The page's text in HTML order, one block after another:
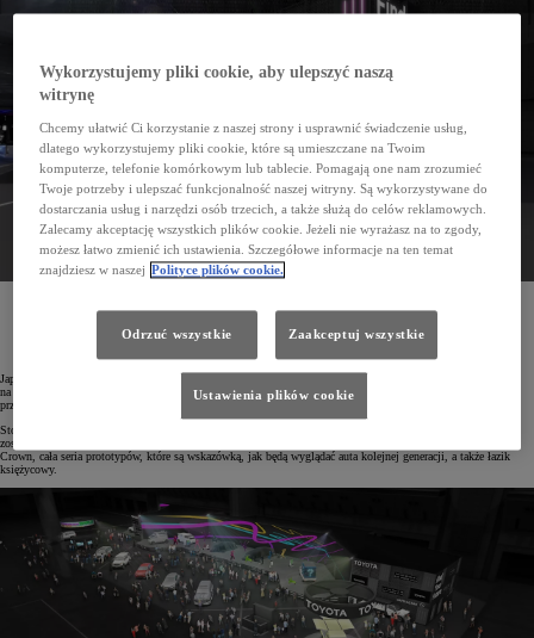
motoryzacji. Na stoisku marki można będzie obejrzeć nie tylko nowe samochody i prototypy, lecz
również sprawdzić, jak się prowadzi auto bez użycia pedałów przyspieszenia i hamulca.
Japan Mobility Show rozpocznie się w Tokio w dniu 26 października i potrwa do 5 listopada. Toyota
na te targi przygotowała specjalną wystawę pod hasłem „Zmieńmy przyszłość motoryzacji – Znajdź swoją
przyszłość”.
Stoisko marki będzie odzwierciedlać strategię mobilności dla wszystkich (Mobility for All). Na wystawie
zostaną zaprezentowane najnowsze modele, w tym ultraluksusowe Century. Pojawi się również nowa gama –
Crown, cała seria prototypów, które są wskazówką, jak będą wyglądać auta kolejnej generacji, a także łazik
księżycowy.
Wykorzystujemy pliki cookie, aby ulepszyć naszą
witrynę
Chcemy ułatwić Ci korzystanie z naszej strony i usprawnić świadczenie usług,
dlatego wykorzystujemy pliki cookie, które są umieszczane na Twoim
komputerze, telefonie komórkowym lub tablecie. Pomagają one nam zrozumieć
Twoje potrzeby i ulepszać funkcjonalność naszej witryny. Są wykorzystywane do
dostarczania usług i narzędzi osób trzecich, a także służą do celów reklamowych.
Zalecamy akceptację wszystkich plików cookie. Jeżeli nie wyrażasz na to zgody,
możesz łatwo zmienić ich ustawienia. Szczegółowe informacje na ten temat
znajdziesz w naszej Polityce plików cookie.
Odrzuć wszystkie Zaakceptuj wszystkie
Ustawienia plików cookie